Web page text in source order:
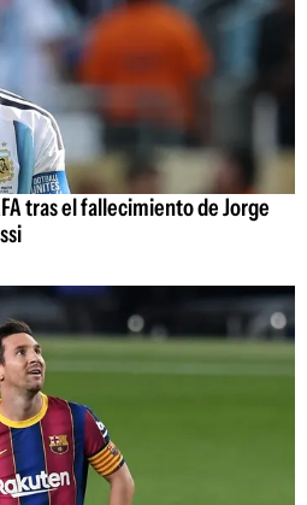
tras el fallecimiento de Jorge